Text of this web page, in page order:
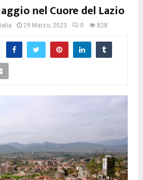
nel Cuore del Lazio
29 Marzo, 2023 0 828